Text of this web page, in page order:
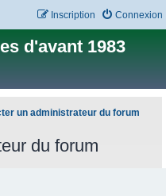
Connexion
Inscription
d'avant 1983
un administrateur du forum
du forum